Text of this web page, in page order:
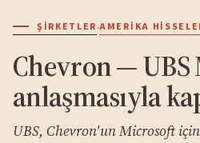
ŞIRKETLER·AMERIKA
Chevron —
anlaşmasıyla
UBS, Chevron'un Microsoft